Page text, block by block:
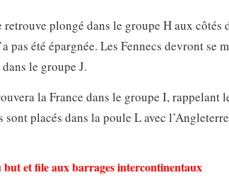
plongé dans le groupe H aux côtés
pas été épargnée. Les Fennecs devront se
le groupe J.
la France dans le groupe I, rappelant
placés dans la poule L avec
et file aux barrages intercontinentaux